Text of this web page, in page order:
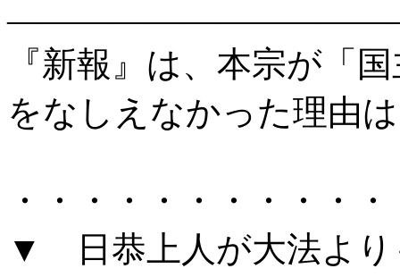
『新報』は、本宗が「
をなしえなかった理由
・・・・・・・・・・
▼ 日恭上人が大法より